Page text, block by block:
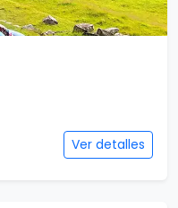
Ver detalles